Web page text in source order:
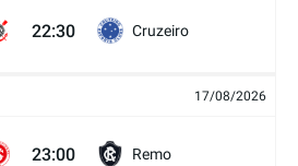
22:30 Cruzeiro
17/08/2026
23:00 Remo